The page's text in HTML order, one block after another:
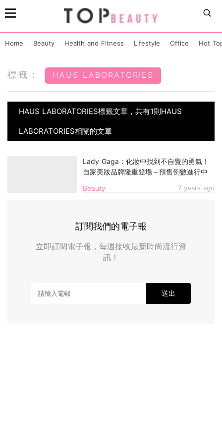
Home Beauty Health and Fitness Lifestyle Office Hot
標籤： HAUS LABORATORIES
HAUS LABORATORIES標籤文章，共有1則HAUS
LABORATORIES相關的文章
Beauty 7 years ago
Lady Gaga：化妝中找到不自覺的勇氣！
自家美妝品牌隆重登場～預售倒數進行中
訂閱我們的電子報
立即訂閱電子報，每週接收最新時尚流行資
訊！
送出